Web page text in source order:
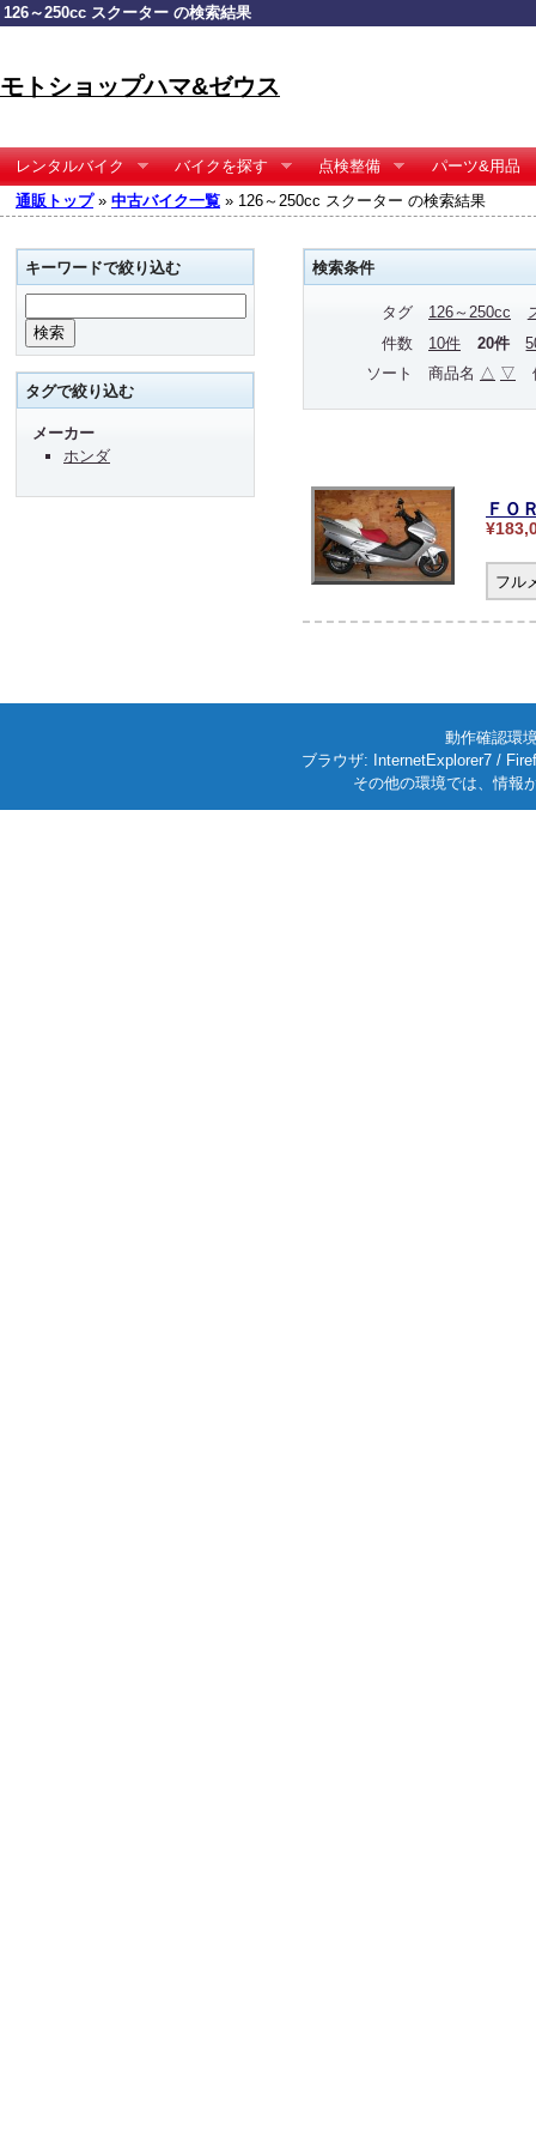
126～250cc スクーター の検索結果
モトショップハマ&ゼウス
レンタルバイク バイクを探す 点検整備
パーツ&用品
通販トップ» 中古バイク一覧 » 126～250cc スクーター の検索結果
検索条件
タグ 126～250cc
件数
10件 20件
ソート
商品名 △ ▽
ＦＯ
フル
キーワードで絞り込む
タグで絞り込む
メーカー
ホンダ
動作確認環
ブラウザ: InternetExplorer7 /
その他の環境では、情報